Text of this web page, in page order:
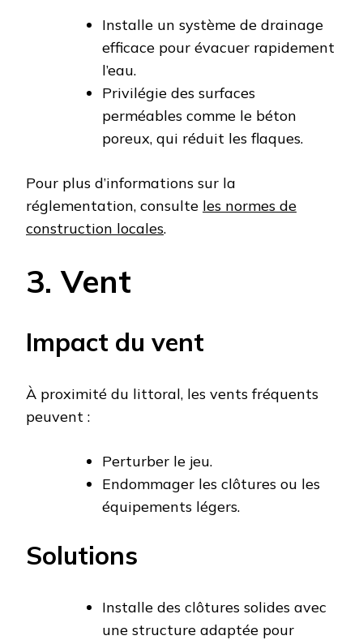
Installe un système de drainage
efficace pour évacuer rapidement
l’eau.
Privilégie des surfaces
perméables comme le béton
poreux, qui réduit les flaques.
Pour plus d’informations sur la
réglementation, consulte les normes de
construction locales.
3. Vent
Impact du vent
À proximité du littoral, les vents fréquents
peuvent :
Perturber le jeu.
Endommager les clôtures ou les
équipements légers.
Solutions
Installe des clôtures solides avec
une structure adaptée pour